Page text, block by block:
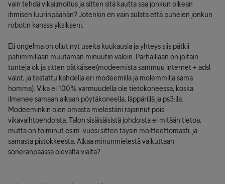
vain tehdä vikailmoitus ja sitten sitä kautta saa jonkun oikean
ihmisen luurinpäähän? Jotenkin en vain sulata että puhelen jonkun
robotin kanssa yksikseni.
Eli ongelma on ollut nyt useita kuukausia ja yhteys siis pätkii
pahimmillaan muutaman minuutin välein. Parhaillaan on joitain
tunteja ok ja sitten pätkäisee(modeemista sammuu internet + adsl
valot, ja testattu kahdella eri modeemilla ja molemmilla sama
homma). Vika ei 100% varmuudella ole tietokoneessa, koska
ilmenee samaan aikaan pöytäkoneella, läppärillä ja ps3:lla.
Modeeminkin olen omasta mielestäni rajannut pois
vikavaihtoehdoista. Talon sisäisäisistä johdoista ei mitään tietoa,
mutta on toiminut esim. vuosi sitten täysin moitteettomasti, ja
samasta pistokkeesta. Alkaa minunmielestä vaikuttaan
soneranpäässä olevalta vialta?